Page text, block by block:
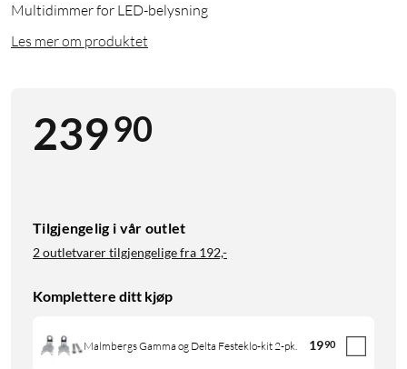
Multidimmer for LED-belysning
Les mer om produktet
23990
Tilgjengelig i vår outlet
2 outletvarer tilgjengelige fra 192,-
Komplettere ditt kjøp
Malmbergs Gamma og Delta Festeklo-kit 2-pk. 1990